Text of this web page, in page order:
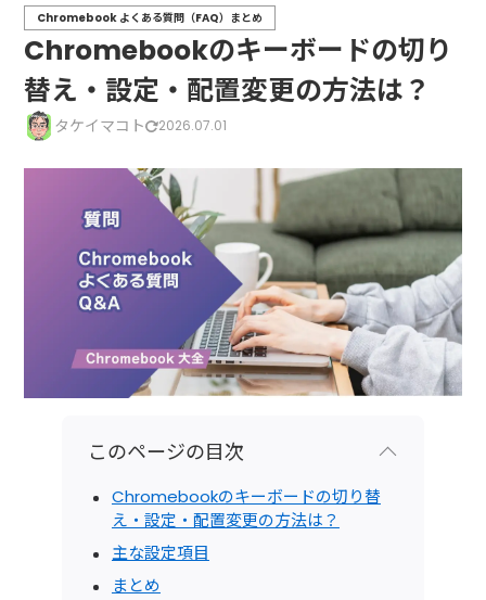
Chromebookのキーボードの切り
替え・設定・配置変更の方法は？
タケイマコト 2026.07.01
Chromebook よくある質問（FAQ）まとめ
このページの目次
Chromebookのキーボードの切り替
え・設定・配置変更の方法は？
主な設定項目
まとめ